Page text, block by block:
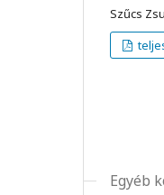
Szűcs
Egyéb